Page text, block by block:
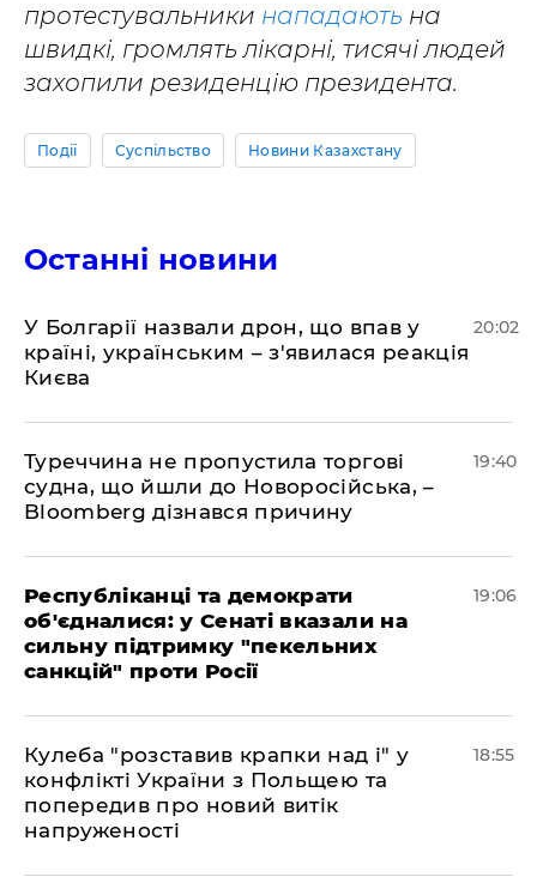
протестувальники нападають на
швидкі, громлять лікарні, тисячі людей
захопили резиденцію президента.
Події Суспільство Новини Казахстану
Останні новини
У Болгарії назвали дрон, що впав у
країні, українським – з'явилася реакція
Києва
20:02
Туреччина не пропустила торгові
судна, що йшли до Новоросійська, –
Bloomberg дізнався причину
19:40
Республіканці та демократи
об'єдналися: у Сенаті вказали на
сильну підтримку "пекельних
санкцій" проти Росії
19:06
Кулеба "розставив крапки над і" у
конфлікті України з Польщею та
попередив про новий витік
напруженості
18:55